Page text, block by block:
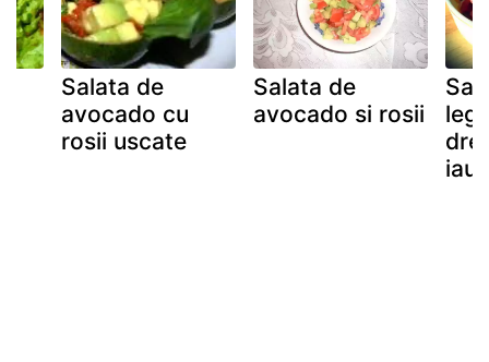
Salata de
avocado cu
rosii uscate
Salata de
avocado si rosii